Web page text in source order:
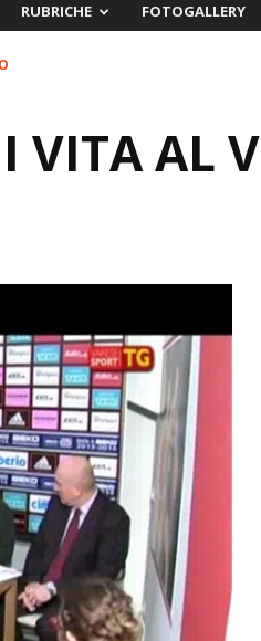
RUBRICHE FOTOGALLERY
VITA AL